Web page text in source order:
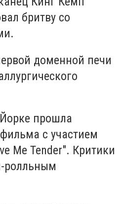
бритву со
доменной печи
прошла
с участием
Me Tender". Критики
ролльным